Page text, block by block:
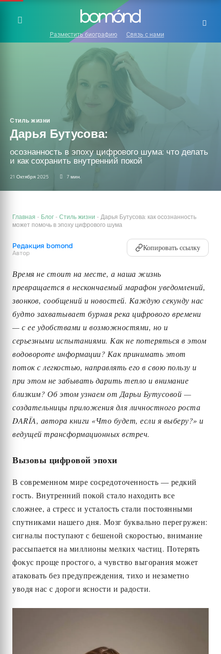
Разместить биографию Связь с нами
Стиль жизни
Дарья Бутусова:
осознанность в эпоху цифрового шума: что делать
и как сохранить внутренний покой
21 Октября 2025 7 мин.
Главная - Блог - Стиль жизни - Дарья Бутусова: как осознанность
может помочь в эпоху цифрового шума
Редакция bomond
Автор
Копировать ссылку
Время не стоит на месте, а наша жизнь
превращается в нескончаемый марафон уведомлений,
звонков, сообщений и новостей. Каждую секунду нас
будто захватывает бурная река цифрового времени
— с ее удобствами и возможностями, но и
серьезными испытаниями. Как не потеряться в этом
водовороте информации? Как принимать этот
поток с легкостью, направлять его в свою пользу и
при этом не забывать дарить тепло и внимание
близким? Об этом узнаем от Дарьи Бутусовой —
создательницы приложения для личностного роста
DARÏA, автора книги «Что будет, если я выберу?» и
ведущей трансформационных встреч.
Вызовы цифровой эпохи
В современном мире сосредоточенность — редкий
гость. Внутренний покой стало находить все
сложнее, а стресс и усталость стали постоянными
спутниками нашего дня. Мозг буквально перегружен:
сигналы поступают с бешеной скоростью, внимание
рассыпается на миллионы мелких частиц. Потерять
фокус проще простого, а чувство выгорания может
атаковать без предупреждения, тихо и незаметно
уводя нас с дороги ясности и радости.